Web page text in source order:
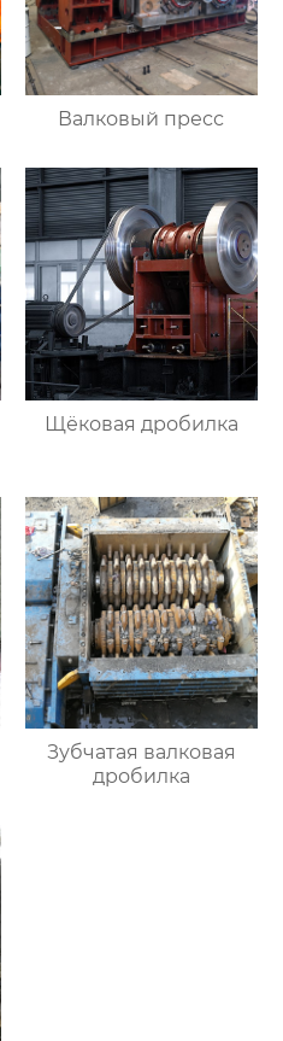
Валковый пресс
Щёковая дробилка
Зубчатая валковая
дробилка